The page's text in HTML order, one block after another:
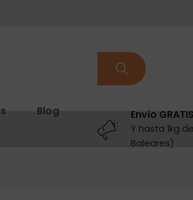
Blog Envío
Y hasta 1kg
Baleares)